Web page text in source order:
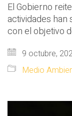
El Gobierno
actividades han
con el objetivo
9 octubre,
Medio